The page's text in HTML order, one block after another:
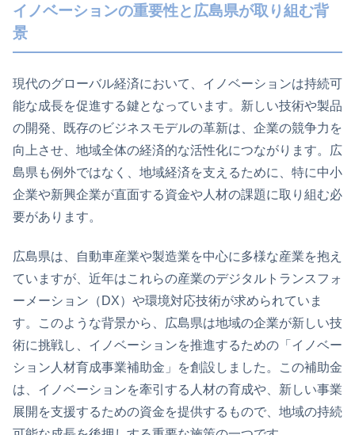
イノベーションの重要性と広島県が取り組む背
景
現代のグローバル経済において、イノベーションは持続可
能な成長を促進する鍵となっています。新しい技術や製品
の開発、既存のビジネスモデルの革新は、企業の競争力を
向上させ、地域全体の経済的な活性化につながります。広
島県も例外ではなく、地域経済を支えるために、特に中小
企業や新興企業が直面する資金や人材の課題に取り組む必
要があります。
広島県は、自動車産業や製造業を中心に多様な産業を抱え
ていますが、近年はこれらの産業のデジタルトランスフォ
ーメーション（DX）や環境対応技術が求められていま
す。このような背景から、広島県は地域の企業が新しい技
術に挑戦し、イノベーションを推進するための「イノベー
ション人材育成事業補助金」を創設しました。この補助金
は、イノベーションを牽引する人材の育成や、新しい事業
展開を支援するための資金を提供するもので、地域の持続